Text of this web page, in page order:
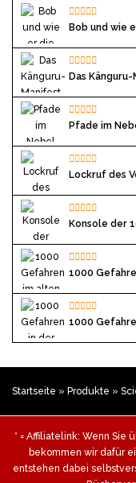
Bob und wie
Das
Pfade im
Lockruf des
Konsole der
1000
1000
Startseite » Produkte »
* = Affiliatelink: Wenn Sie
bekommen wir dafür
entstehen dabei